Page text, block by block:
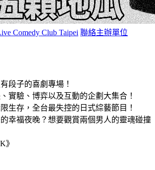
Comedy Club Taipei 聯絡主辦單位
段子的喜劇專場！
實驗、博弈以及互動的企劃大集合！
生存，全台最失控的日式綜藝節目！
幸福夜晚？想要觀賞兩個男人的靈魂碰撞
》